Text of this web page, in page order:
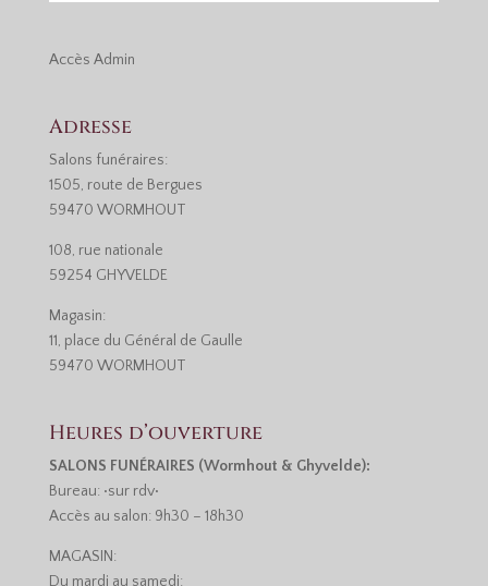
Accès Admin
Adresse
Salons funéraires:
1505, route de Bergues
59470 WORMHOUT
108, rue nationale
59254 GHYVELDE
Magasin:
11, place du Général de Gaulle
59470 WORMHOUT
Heures d’ouverture
SALONS FUNÉRAIRES (Wormhout & Ghyvelde):
Bureau: •sur rdv•
Accès au salon: 9h30 – 18h30
MAGASIN:
Du mardi au samedi: